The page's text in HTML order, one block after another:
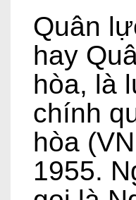
Quân
hay
hòa, là
chính
hòa
1955.